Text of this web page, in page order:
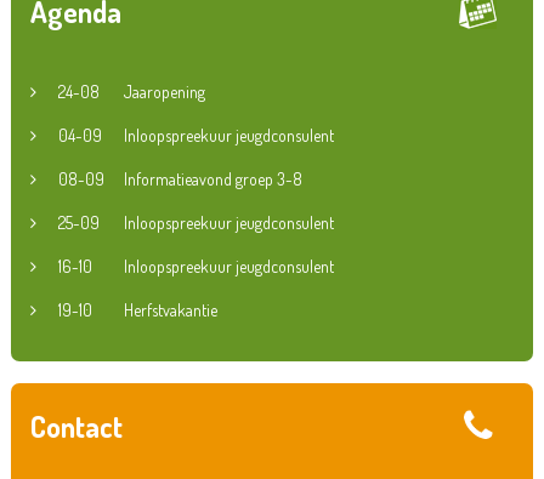
Agenda
24-08 Jaaropening
04-09 Inloopspreekuur jeugdconsulent
08-09 Informatieavond groep 3-8
25-09 Inloopspreekuur jeugdconsulent
16-10 Inloopspreekuur jeugdconsulent
19-10 Herfstvakantie
Contact